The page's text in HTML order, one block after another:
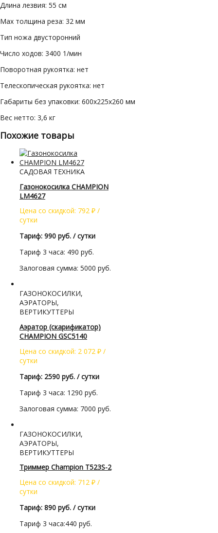
Длина лезвия: 55 см
Мах толщина реза: 32 мм
Тип ножа двусторонний
Число ходов: 3400 1/мин
Поворотная рукоятка: нет
Телескопическая рукоятка: нет
Габариты без упаковки: 600х225х260 мм
Вес нетто: 3,6 кг
Похожие товары
САДОВАЯ ТЕХНИКА
Газонокосилка CHAMPION
LM4627
Цена со скидкой: 792 ₽ /
сутки
Тариф: 990 руб. / сутки
Тариф 3 часа: 490 руб.
Залоговая сумма: 5000 руб.
ГАЗОНОКОСИЛКИ,
АЭРАТОРЫ,
ВЕРТИКУТТЕРЫ
Аэратор (скарификатор)
CHAMPION GSC5140
Цена со скидкой: 2 072 ₽ /
сутки
Тариф: 2590 руб. / сутки
Тариф 3 часа: 1290 руб.
Залоговая сумма: 7000 руб.
ГАЗОНОКОСИЛКИ,
АЭРАТОРЫ,
ВЕРТИКУТТЕРЫ
Триммер Champion Т523S-2
Цена со скидкой: 712 ₽ /
сутки
Тариф: 890 руб. / сутки
Тариф 3 часа:440 руб.